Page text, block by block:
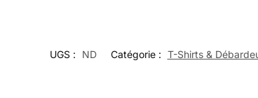
UGS : ND Catégorie : T-Shirts &